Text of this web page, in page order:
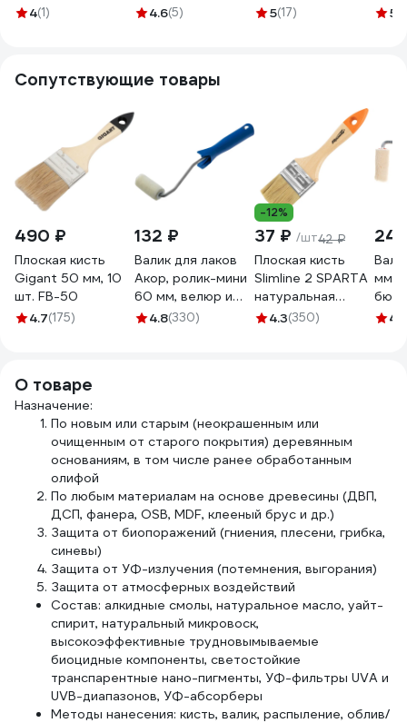
концентрат, 1:4) В
4(1)
грибка
4.6(5)
концентрат 1:10 / 1
5(17) 5
Сопутствующие товары
490 ₽
Плоская кисть
Gigant 50 мм, 10
шт. FB-50
4.7(175)
132 ₽
Валик для лаков
Акор, ролик-мини
60 мм, велюр и
шерсть 4 мм,
4.8(330)
-12%
37 ₽ /шт42 ₽
Плоская кисть
Slimline 2 SPARTA
натуральная
щетина,
4.3(350)
мм,
5 4.8
О товаре
Назначение:
По новым или старым (неокрашенным или
очищенным от старого покрытия) деревянным
основаниям, в том числе ранее обработанным
олифой
По любым материалам на основе древесины (ДВП,
ДСП, фанера, OSB, MDF, клееный брус и др.)
Защита от биопоражений (гниения, плесени, грибка,
синевы)
Защита от УФ-излучения (потемнения, выгорания)
Защита от атмосферных воздействий
Состав: алкидные смолы, натуральное масло, уайт-
спирит, натуральный микровоск,
высокоэффективные трудновымываемые
биоцидные компоненты, светостойкие
транспарентные нано-пигменты, УФ-фильтры UVA и
UVB-диапазонов, УФ-абсорберы
Методы нанесения: кисть, валик, распыление, облив/